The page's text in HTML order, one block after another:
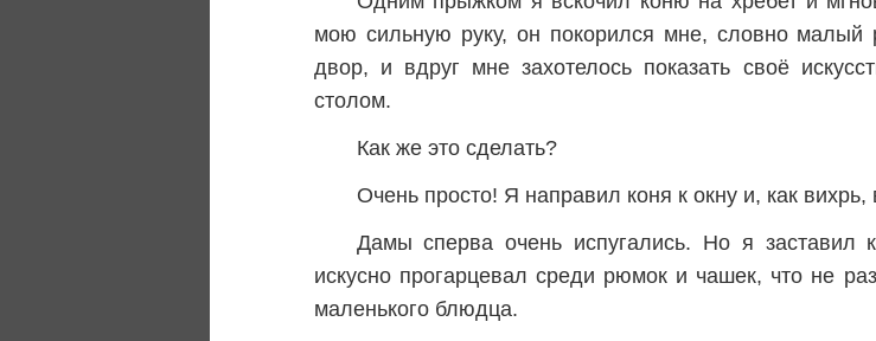
мою сильную руку, он покорился мне, словно малый
двор, и вдруг мне захотелось показать своё
столом.
Как же это сделать?
Очень просто! Я направил коня к окну и, как
Дамы сперва очень испугались. Но я заставил
искусно прогарцевал среди рюмок и чашек, что не
маленького блюдца.